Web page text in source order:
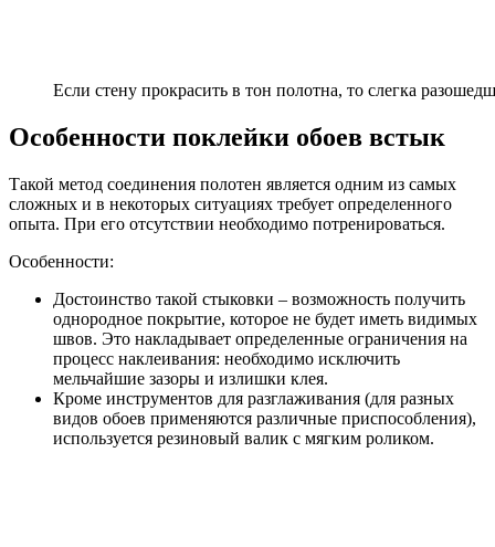
Если стену прокрасить в тон полотна, то слегка
Особенности поклейки обоев встык
Такой метод соединения полотен является одним из самых
сложных и в некоторых ситуациях требует определенного
опыта. При его отсутствии необходимо потренироваться.
Особенности:
Достоинство такой стыковки – возможность получить
однородное покрытие, которое не будет иметь видимых
швов. Это накладывает определенные ограничения на
процесс наклеивания: необходимо исключить
мельчайшие зазоры и излишки клея.
Кроме инструментов для разглаживания (для разных
видов обоев применяются различные приспособления),
используется резиновый валик с мягким роликом.